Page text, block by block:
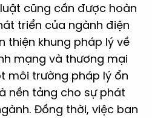
cũng cần được hoàn
triển của ngành điện
thiện khung pháp lý về
mạng và thương mại
môi trường pháp lý ổn
nền tảng cho sự phát
Đồng thời, việc ban